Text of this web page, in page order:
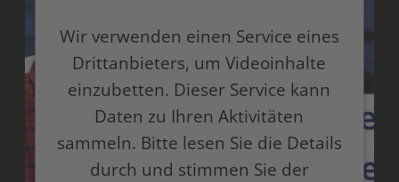
Wir verwenden einen Service eines
Drittanbieters, um Videoinhalte
einzubetten. Dieser Service kann
Daten zu Ihren Aktivitäten
sammeln. Bitte lesen Sie die Details
durch und stimmen Sie der